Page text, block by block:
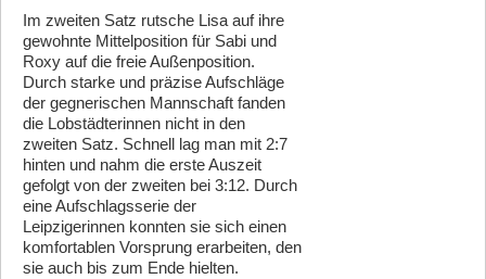
Im zweiten Satz rutsche Lisa auf ihre
gewohnte Mittelposition für Sabi und
Roxy auf die freie Außenposition.
Durch starke und präzise Aufschläge
der gegnerischen Mannschaft fanden
die Lobstädterinnen nicht in den
zweiten Satz. Schnell lag man mit 2:7
hinten und nahm die erste Auszeit
gefolgt von der zweiten bei 3:12. Durch
eine Aufschlagsserie der
Leipzigerinnen konnten sie sich einen
komfortablen Vorsprung erarbeiten, den
sie auch bis zum Ende hielten.